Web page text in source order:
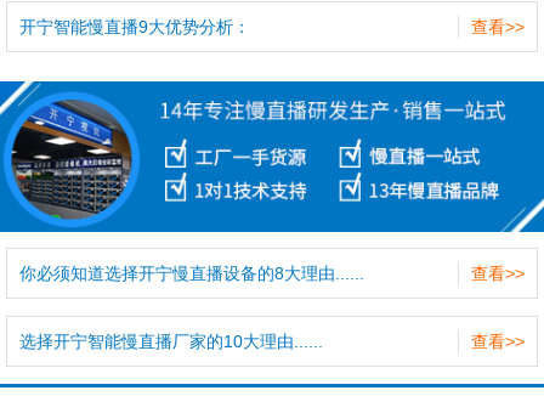
查看>>
开宁智能慢直播9大优势分析：
查看>>
你必须知道选择开宁慢直播设备的8大理由......
查看>>
选择开宁智能慢直播厂家的10大理由......